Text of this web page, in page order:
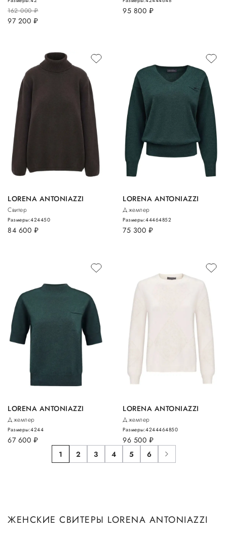
162 000руб.
97 200 руб.
95 800 руб.
LORENA ANTONIAZZI
Свитер
84 600 руб.
Размеры:424450
LORENA ANTONIAZZI
Джемпер
75 300 руб.
Размеры:44464852
LORENA ANTONIAZZI
Джемпер
67 600 руб.
Размеры:4244
LORENA ANTONIAZZI
Джемпер
96 500 руб.
Размеры:4244464850
1 2 3 4 5 6
ЖЕНСКИЕ СВИТЕРЫ LORENA ANTONIAZZI